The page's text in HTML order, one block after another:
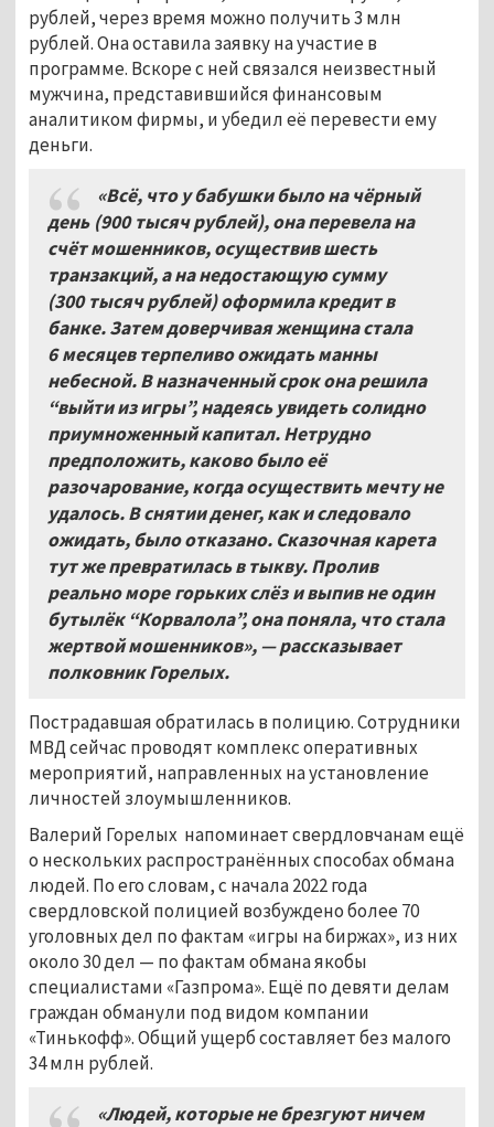
рублей, через время можно получить 3 млн
рублей. Она оставила заявку на участие в
программе. Вскоре с ней связался неизвестный
мужчина, представившийся финансовым
аналитиком фирмы, и убедил её перевести ему
деньги.
«Всё, что у бабушки было на чёрный
день (900 тысяч рублей), она перевела на
счёт мошенников, осуществив шесть
транзакций, а на недостающую сумму
(300 тысяч рублей) оформила кредит в
банке. Затем доверчивая женщина стала
6 месяцев терпеливо ожидать манны
небесной. В назначенный срок она решила
“выйти из игры”, надеясь увидеть солидно
приумноженный капитал. Нетрудно
предположить, каково было её
разочарование, когда осуществить мечту не
удалось. В снятии денег, как и следовало
ожидать, было отказано. Сказочная карета
тут же превратилась в тыкву. Пролив
реально море горьких слёз и выпив не один
бутылёк “Корвалола”, она поняла, что стала
жертвой мошенников», — рассказывает
полковник Горелых.
Пострадавшая обратилась в полицию. Сотрудники
МВД сейчас проводят комплекс оперативных
мероприятий, направленных на установление
личностей злоумышленников.
Валерий Горелых напоминает свердловчанам ещё
о нескольких распространённых способах обмана
людей. По его словам, с начала 2022 года
свердловской полицией возбуждено более 70
уголовных дел по фактам «игры на биржах», из них
около 30 дел — по фактам обмана якобы
специалистами «Газпрома». Ещё по девяти делам
граждан обманули под видом компании
«Тинькофф». Общий ущерб составляет без малого
34 млн рублей.
«Людей, которые не брезгуют ничем